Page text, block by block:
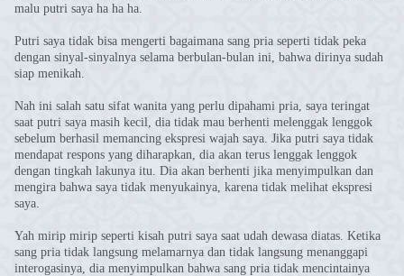
malu putri saya ha ha ha.
Putri saya tidak bisa mengerti bagaimana sang pria seperti tidak peka
dengan sinyal-sinyalnya selama berbulan-bulan ini, bahwa dirinya sudah
siap menikah.
Nah ini salah satu sifat wanita yang perlu dipahami pria, saya teringat
saat putri saya masih kecil, dia tidak mau berhenti melenggak lenggok
sebelum berhasil memancing ekspresi wajah saya. Jika putri saya tidak
mendapat respons yang diharapkan, dia akan terus lenggak lenggok
dengan tingkah lakunya itu. Dia akan berhenti jika menyimpulkan dan
mengira bahwa saya tidak menyukainya, karena tidak melihat ekspresi
saya.
Yah mirip mirip seperti kisah putri saya saat udah dewasa diatas. Ketika
sang pria tidak langsung melamarnya dan tidak langsung menanggapi
interogasinya, dia menyimpulkan bahwa sang pria tidak mencintainya